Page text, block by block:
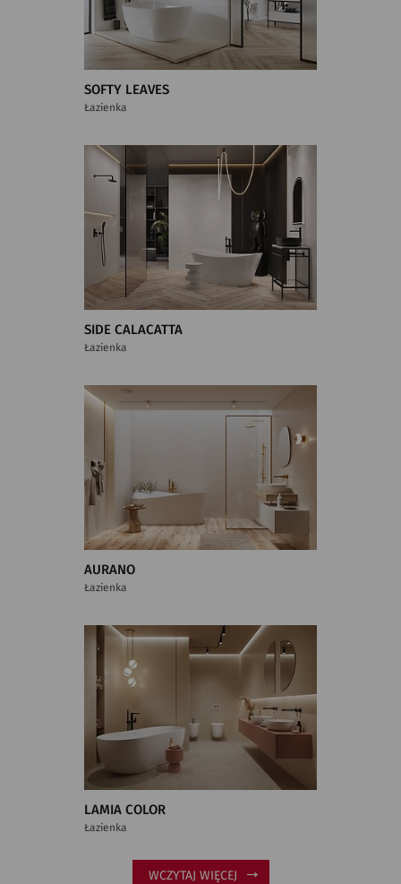
SOFTY LEAVES
Łazienka
SIDE CALACATTA
Łazienka
AURANO
Łazienka
LAMIA COLOR
Łazienka
WCZYTAJ WIĘCEJ